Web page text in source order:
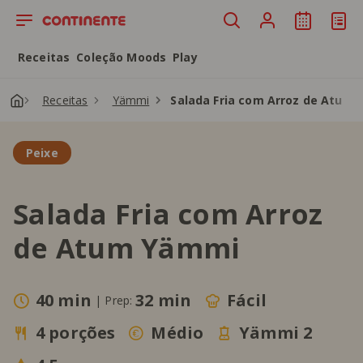
Saltar para o conteúdo principal
Receitas Coleção Moods Play
Receitas Yämmi Salada Fria com Arroz de Atum
Peixe
Salada Fria com Arroz
de Atum Yämmi
40 min | Prep:32 min
Fácil
4 porções
Médio
Yämmi 2